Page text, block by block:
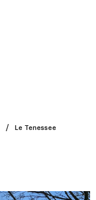
Le Tenessee